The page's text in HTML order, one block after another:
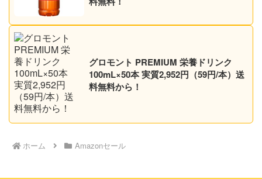
グロモント PREMIUM 栄養ドリンク
100mL×50本 実質2,952円（59円/本）送
料無料から！
ホーム Amazonセール